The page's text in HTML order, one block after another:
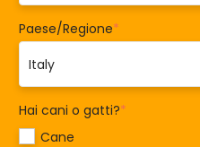
Paese/Regione*
Hai cani o gatti?*
Cane